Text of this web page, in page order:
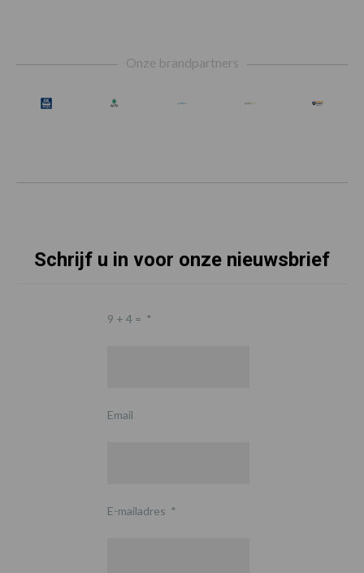
Onze brandpartners
Schrijf u in voor onze nieuwsbrief
9 + 4 = *
Email
E-mailadres *